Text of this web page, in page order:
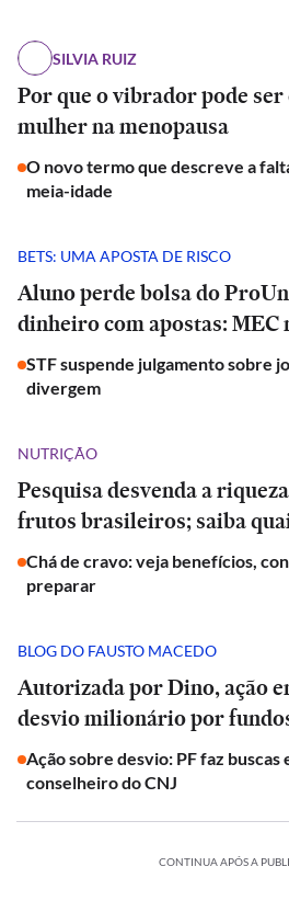
SILVIA RUIZ
Por que o vibrador pode
mulher na menopausa
O novo termo que descreve a
meia-idade
BETS: UMA APOSTA DE RISCO
Aluno perde bolsa do
dinheiro com apostas: MEC
STF suspende julgamento sobre
divergem
NUTRIÇÃO
Pesquisa desvenda a
frutos brasileiros; saiba
Chá de cravo: veja benefícios,
preparar
BLOG DO FAUSTO MACEDO
Autorizada por Dino, ação
desvio milionário por
Ação sobre desvio: PF faz
conselheiro do CNJ
CONTINUA APÓS A